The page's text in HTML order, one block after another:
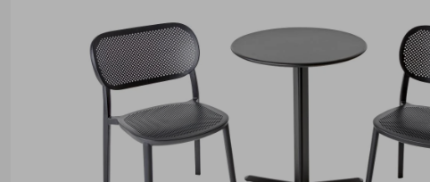
Motty Blixt